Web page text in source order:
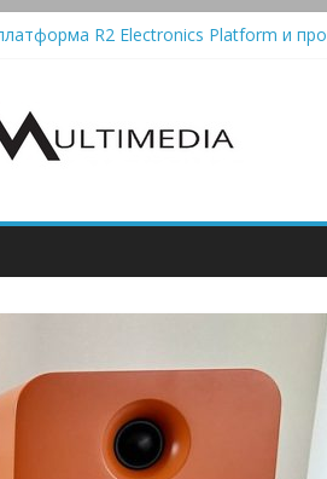
R2 Electronics Platform и
автомат, дополненный